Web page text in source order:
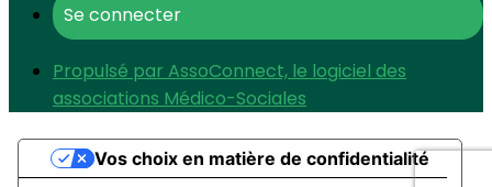
Se connecter
Propulsé par AssoConnect, le logiciel des
associations Médico-Sociales
Vos choix en matière de confidentialité